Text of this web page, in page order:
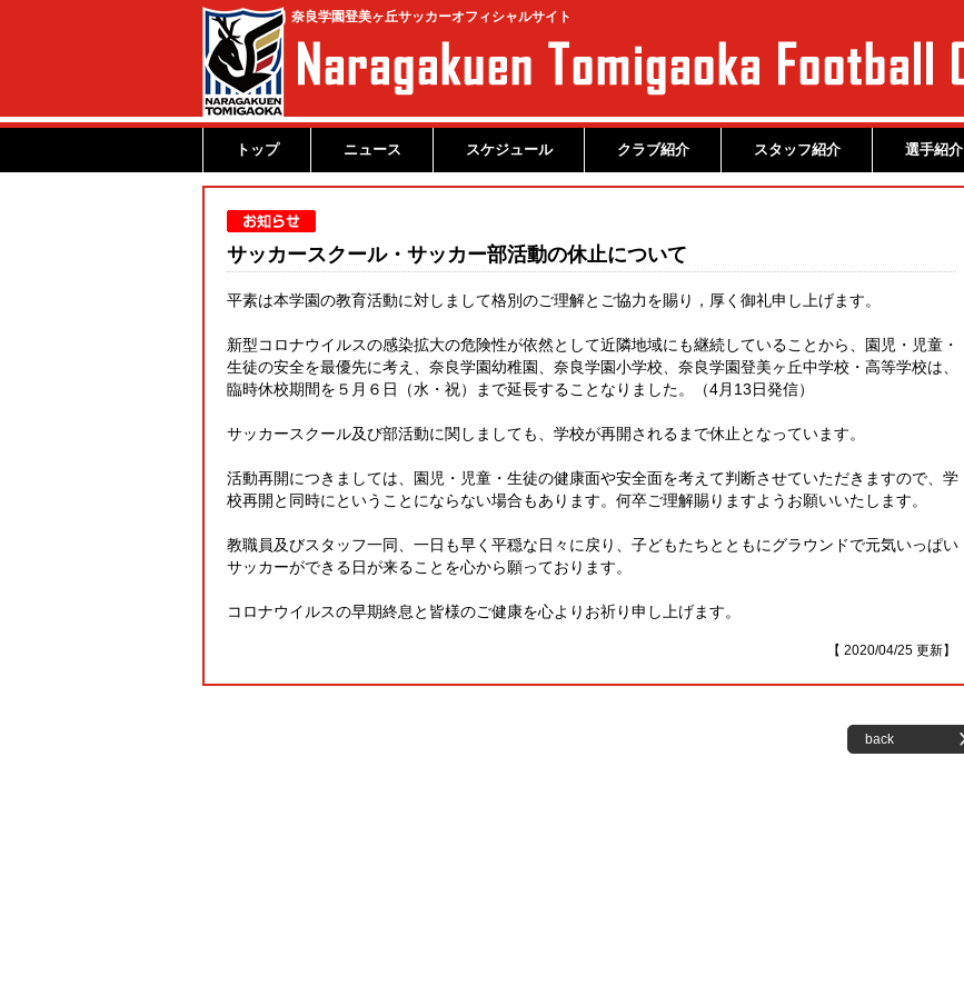
奈良学園登美ヶ丘サッカーオフィシャルサイト
トップ ニュース スケジュール クラブ紹介 スタッフ紹介 選手紹介
サッカースクール・サッカー部活動の休止について
平素は本学園の教育活動に対しまして格別のご理解とご協力を賜り，厚く御礼申し上げます。
新型コロナウイルスの感染拡大の危険性が依然として近隣地域にも継続していることから、園児・児童・
生徒の安全を最優先に考え、奈良学園幼稚園、奈良学園小学校、奈良学園登美ヶ丘中学校・高等学校は、
臨時休校期間を５月６日（水・祝）まで延長することなりました。（4月13日発信）
サッカースクール及び部活動に関しましても、学校が再開されるまで休止となっています。
活動再開につきましては、園児・児童・生徒の健康面や安全面を考えて判断させていただきますので、学
校再開と同時にということにならない場合もあります。何卒ご理解賜りますようお願いいたします。
教職員及びスタッフ一同、一日も早く平穏な日々に戻り、子どもたちとともにグラウンドで元気いっぱい
サッカーができる日が来ることを心から願っております。
コロナウイルスの早期終息と皆様のご健康を心よりお祈り申し上げます。
【 2020/04/25 更新】
back